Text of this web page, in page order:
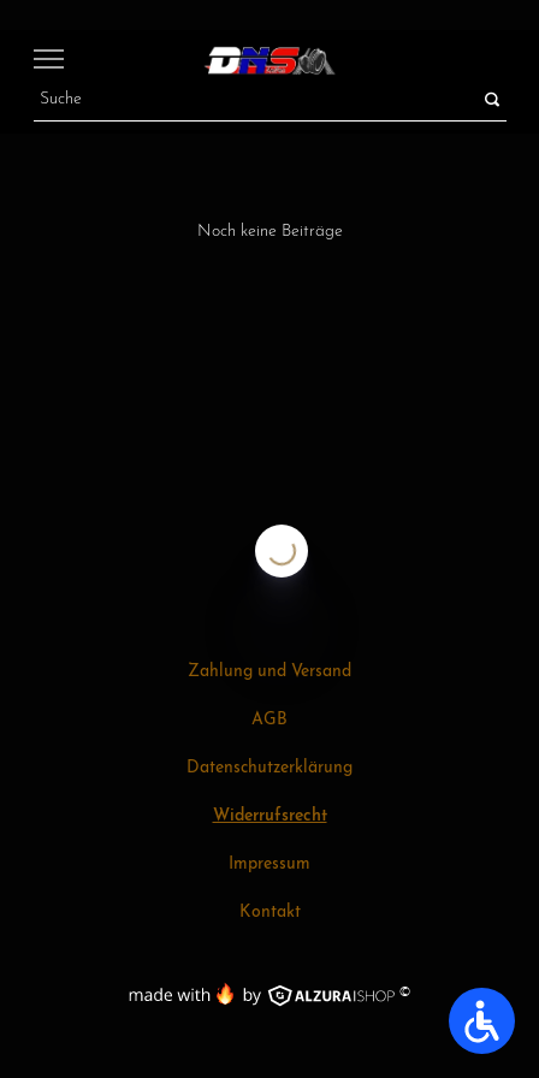
Noch keine Beiträge
Zahlung und Versand
AGB
Datenschutzerklärung
Widerrufsrecht
Impressum
Kontakt
©